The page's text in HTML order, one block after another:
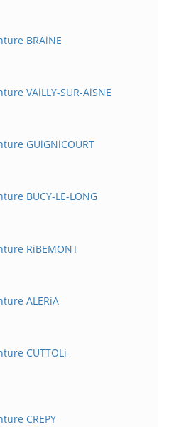
BRAiNE
VAiLLY-SUR-AiSNE
GUiGNiCOURT
BUCY-LE-LONG
RiBEMONT
ALERiA
CUTTOLi-
CREPY